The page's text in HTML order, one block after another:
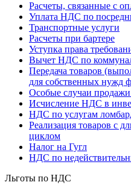
Расчеты, связанные с
Уплата НДС по
Транспортные услуги
Расчеты при бартере
Уступка права
Вычет НДС по
Передача товаров
для собственных нужд
Особые случаи
Исчисление НДС в
НДС по услугам
Реализация товаров с
циклом
Налог на Гугл
НДС по
Льготы по НДС